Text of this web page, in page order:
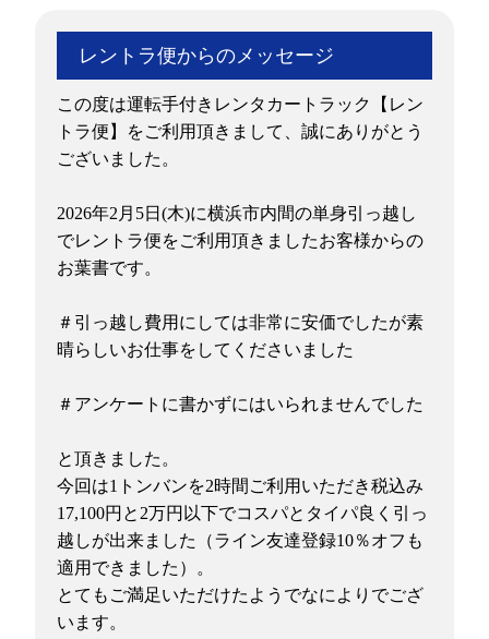
レントラ便からのメッセージ
この度は運転手付きレンタカートラック【レン
トラ便】をご利用頂きまして、誠にありがとう
ございました。
2026年2月5日(木)に横浜市内間の単身引っ越し
でレントラ便をご利用頂きましたお客様からの
お葉書です。
＃引っ越し費用にしては非常に安価でしたが素
晴らしいお仕事をしてくださいました
＃アンケートに書かずにはいられませんでした
と頂きました。
今回は1トンバンを2時間ご利用いただき税込み
17,100円と2万円以下でコスパとタイパ良く引っ
越しが出来ました（ライン友達登録10％オフも
適用できました）。
とてもご満足いただけたようでなによりでござ
います。